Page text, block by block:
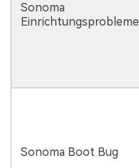
Sonoma
Einrichtungsprobleme
Sonoma Boot Bug